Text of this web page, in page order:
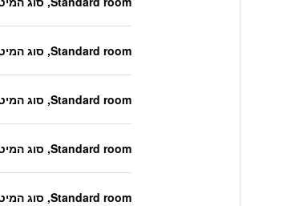
Standard room, סוג המיטה לא ידוע
Standard room, סוג המיטה לא ידוע
Standard room, סוג המיטה לא ידוע
Standard room, סוג המיטה לא ידוע